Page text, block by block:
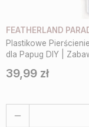
FEATHERLAND
Plastikowe
dla
Cena
39,99 zł